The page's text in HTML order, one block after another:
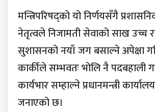
मन्त्रिपरिषद्को यो निर्णयसँगै
नेतृत्वले निजामती सेवाको साख उच्च
सुशासनको नयाँ जग बसाल्ने अपेक्षा
कार्कीले सम्भवतः भोलि नै पदबहाली
कार्यभार सम्हाल्ने प्रधानमन्त्री
जनाएको छ।